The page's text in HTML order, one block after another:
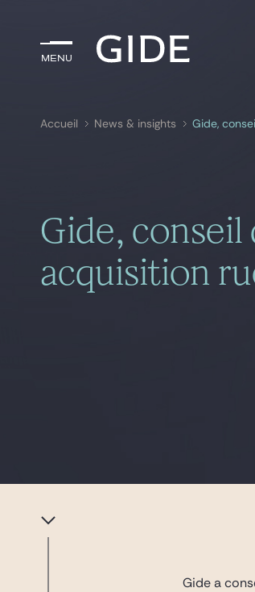
Menu
Menu
Accueil News & insights Gide,
Gide, conseil
acquisition
Gide a